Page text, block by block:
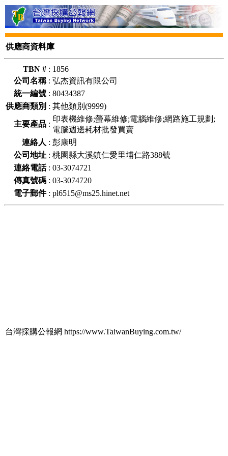
供應商資料庫
TBN # : 1856
公司名稱: 弘杰資訊有限公司
統一編號 : 80434387
供應商類別 : 其他類別(9999)
主要產品 :
印表機維修;螢幕維修;電腦維修;網路施工規劃;
電腦週邊耗材批發買賣
連絡人 : 彭康明
公司地址 : 桃園縣大溪鎮仁愛里埔仁路388號
連絡電話: 03-3074721
傳真號碼 : 03-3074720
電子郵件: pl6515@ms25.hinet.net
台灣採購公報網 https://www.TaiwanBuying.com.tw/